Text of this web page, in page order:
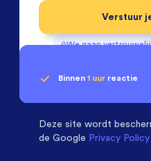
We gaan
Verstuur
Binnen 1 uur reactie
met een 9.3
Deze site wordt
de Google Privacy Policy